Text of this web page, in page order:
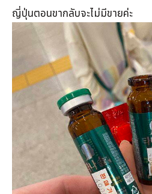
ญี่ปุ่นตอนขากลับจะไม่มีขายค่ะ